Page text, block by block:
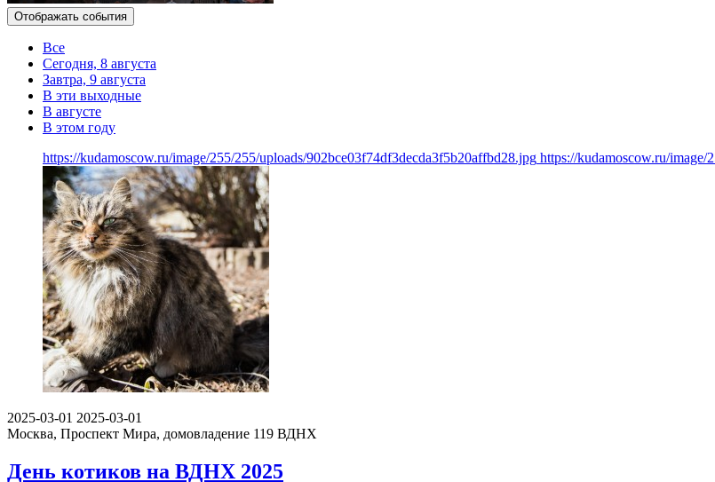
Отображать события
Все
Сегодня, 8 августа
Завтра, 9 августа
В эти выходные
В августе
В этом году
https://kudamoscow.ru/image/255/255/uploads/902bce03f74df3decda3f5b20affbd28.jpg https://kudamoscow.ru/
2025-03-01 2025-03-01
Москва, Проспект Мира, домовладение 119 ВДНХ
День котиков на ВДНХ 2025